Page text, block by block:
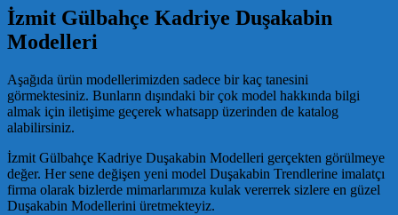
İzmit Gülbahçe Kadriye Duşakabin
Modelleri
Aşağıda ürün modellerimizden sadece bir kaç tanesini
görmektesiniz. Bunların dışındaki bir çok model hakkında bilgi
almak için iletişime geçerek whatsapp üzerinden de katalog
alabilirsiniz.
İzmit Gülbahçe Kadriye Duşakabin Modelleri gerçekten görülmeye
değer. Her sene değişen yeni model Duşakabin Trendlerine imalatçı
firma olarak bizlerde mimarlarımıza kulak vererrek sizlere en güzel
Duşakabin Modellerini üretmekteyiz.